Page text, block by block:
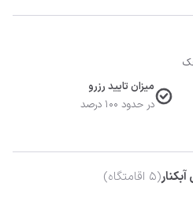
میزان تایید رزرو
در حدود 100 درصد
(
5 اقامتگاه)